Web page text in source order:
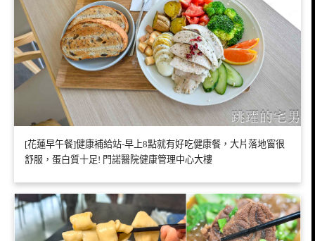
[花蓮早午餐]健康補給站-早上8點就有好吃健康餐，大片落地窗很
舒服，蛋白質十足! 門諾醫院健康管理中心大樓